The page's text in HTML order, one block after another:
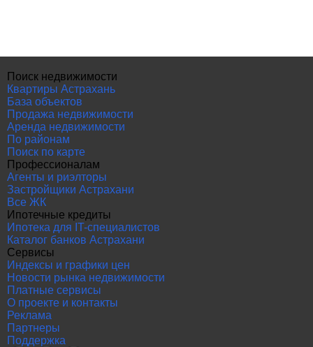
Поиск недвижимости
Квартиры Астрахань
База объектов
Продажа недвижимости
Аренда недвижимости
По районам
Поиск по карте
Профессионалам
Агенты и риэлторы
Застройщики Астрахани
Все ЖК
Ипотечные кредиты
Ипотека для IT-специалистов
Каталог банков Астрахани
Сервисы
Индексы и графики цен
Новости рынка недвижимости
Платные сервисы
О проекте и контакты
Реклама
Партнеры
Поддержка